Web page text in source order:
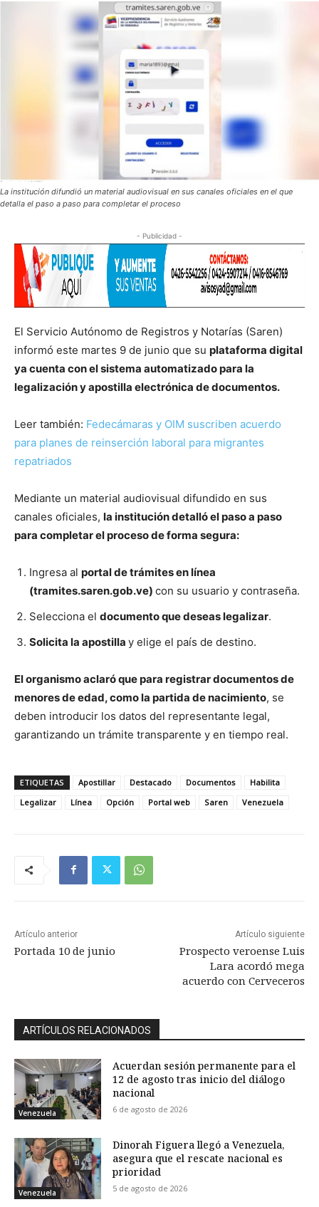
La institución difundió un material audiovisual en sus canales oficiales en el que
detalla el paso a paso para completar el proceso
- Publicidad -
El Servicio Autónomo de Registros y Notarías (Saren)
informó este martes 9 de junio que su plataforma digital
ya cuenta con el sistema automatizado para la
legalización y apostilla electrónica de documentos.
Leer también: Fedecámaras y OIM suscriben acuerdo
para planes de reinserción laboral para migrantes
repatriados
Mediante un material audiovisual difundido en sus
canales oficiales, la institución detalló el paso a paso
para completar el proceso de forma segura:
Ingresa al portal de trámites en línea
(tramites.saren.gob.ve) con su usuario y contraseña.
Selecciona el documento que deseas legalizar.
Solicita la apostilla y elige el país de destino.
El organismo aclaró que para registrar documentos de
menores de edad, como la partida de nacimiento, se
deben introducir los datos del representante legal,
garantizando un trámite transparente y en tiempo real.
ETIQUETAS Apostillar Destacado Documentos
Habilita
Legalizar
Línea Opción Portal web Saren Venezuela
Artículo anterior
Portada 10 de junio
Artículo siguiente
Prospecto veroense Luis
Lara acordó mega
acuerdo con Cerveceros
ARTÍCULOS RELACIONADOS
Venezuela
Acuerdan sesión permanente para el
12 de agosto tras inicio del diálogo
nacional
6 de agosto de 2026
Venezuela
Dinorah Figuera llegó a Venezuela,
asegura que el rescate nacional es
prioridad
5 de agosto de 2026